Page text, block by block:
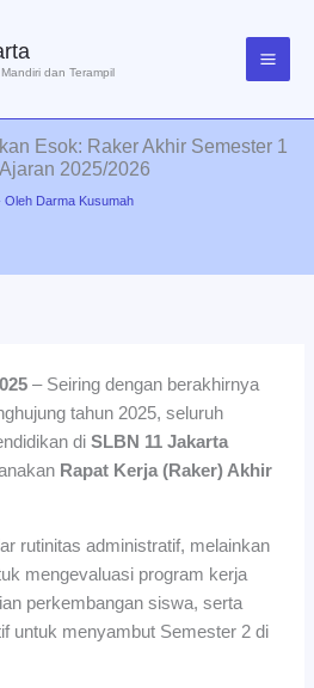
dan Terampil
Esok: Raker Akhir Semester 1
2025/2026
Oleh Darma Kusumah
– Seiring dengan berakhirnya
tahun 2025, seluruh
diSLBN 11 Jakarta
Rapat Kerja (Raker) Akhir
rutinitas administratif, melainkan
mengevaluasi program kerja
perkembangan siswa, serta
untuk menyambut Semester 2 di